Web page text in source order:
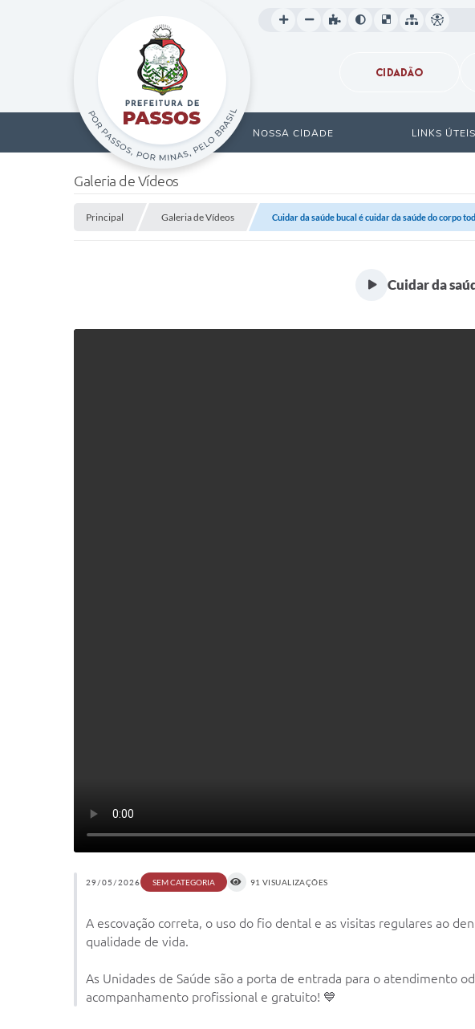
CIDADÃO
NOSSA CIDADE LINKS ÚTEIS
Galeria de Vídeos
Principal Galeria de Vídeos Cuidar da saúde bucal é cuidar da saúde do corpo
Cuidar da
29/05/2026 SEM CATEGORIA 91 VISUALIZAÇÕES
A escovação correta, o uso do fio dental e as visitas regulares ao
qualidade de vida.
As Unidades de Saúde são a porta de entrada para o atendimento
acompanhamento profissional e gratuito! 💙